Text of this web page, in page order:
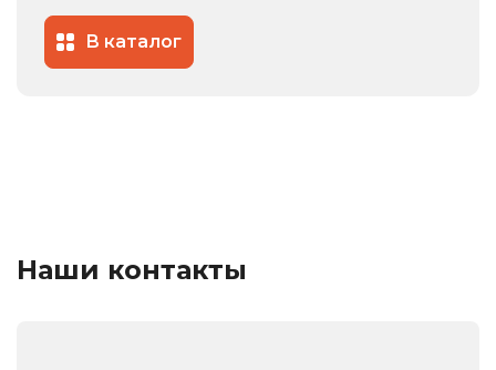
В каталог
Наши контакты